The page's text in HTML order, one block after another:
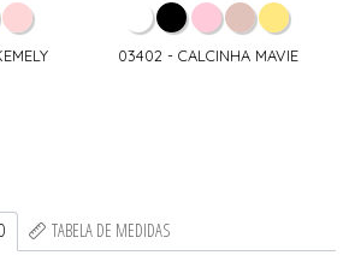
03402 - CALCINHA MAVIE
TABELA DE MEDIDAS